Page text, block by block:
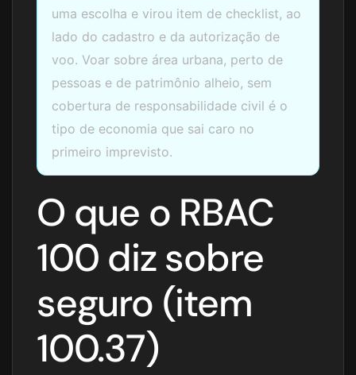
uma escolha e virou item de checklist, ao
lado do cadastro e da autorização de
voo. Voar sobre área urbana, perto de
pessoas e de patrimônio alheio, sem
cobertura de responsabilidade civil é o
tipo de economia que sai caro no
primeiro imprevisto.
O que o RBAC
100 diz sobre
seguro (item
100.37)